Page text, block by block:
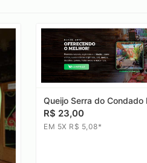
Queijo Serra do Condado
R$ 23,00
EM 5X R$ 5,08*